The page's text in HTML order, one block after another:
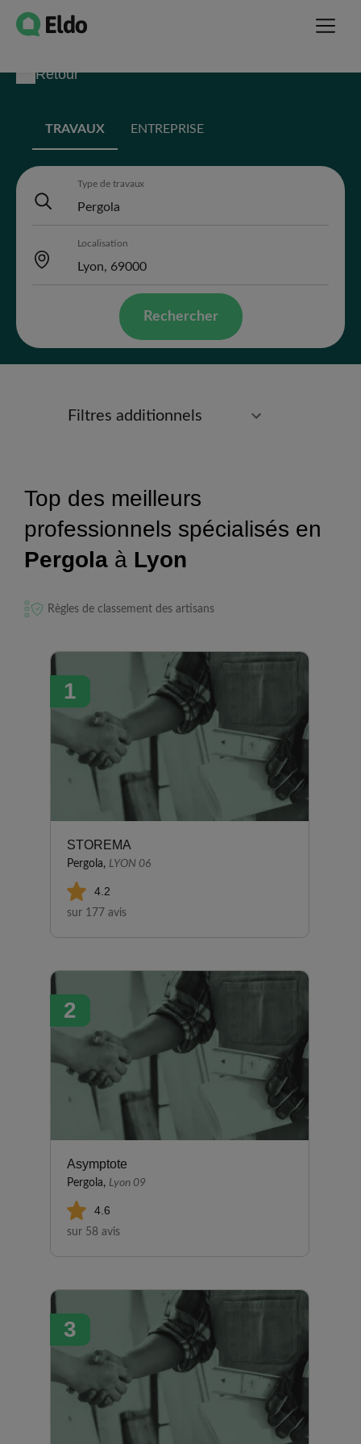
Retour
TRAVAUX ENTREPRISE
Type de travaux
Localisation
Rechercher
Filtres additionnels
Top des meilleurs
professionnels spécialisés en
Pergola à Lyon
Règles de classement des artisans
1
STOREMA
Pergola, LYON 06
4.2
sur 177 avis
2
Asymptote
Pergola, Lyon 09
4.6
sur 58 avis
3